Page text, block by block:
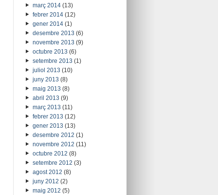
març 2014(13)
febrer 2014(12)
gener 2014(1)
desembre 2013 (6)
novembre 2013 (9)
octubre 2013 (6)
setembre 2013 (1)
juliol 2013 (10)
juny 2013 (8)
maig 2013 (8)
abril 2013 (9)
març 2013 (11)
febrer 2013 (12)
gener 2013 (13)
desembre 2012 (1)
novembre 2012 (11)
octubre 2012 (8)
setembre 2012 (3)
agost 2012 (8)
juny 2012 (2)
maig 2012 (5)